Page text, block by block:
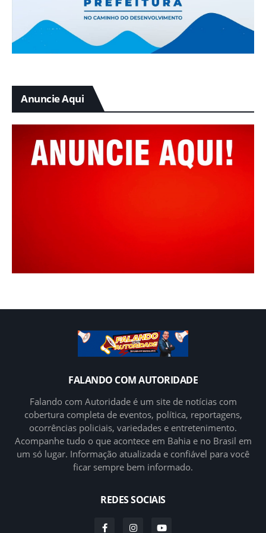
Anuncie Aqui
FALANDO COM AUTORIDADE
Falando com Autoridade é um site de notícias com
cobertura completa de eventos, política, reportagens,
ocorrências policiais, variedades e entretenimento.
Acompanhe tudo o que acontece em Bahia e no Brasil em
um só lugar. Informação atualizada e confiável para você
ficar sempre bem informado.
REDES SOCIAIS